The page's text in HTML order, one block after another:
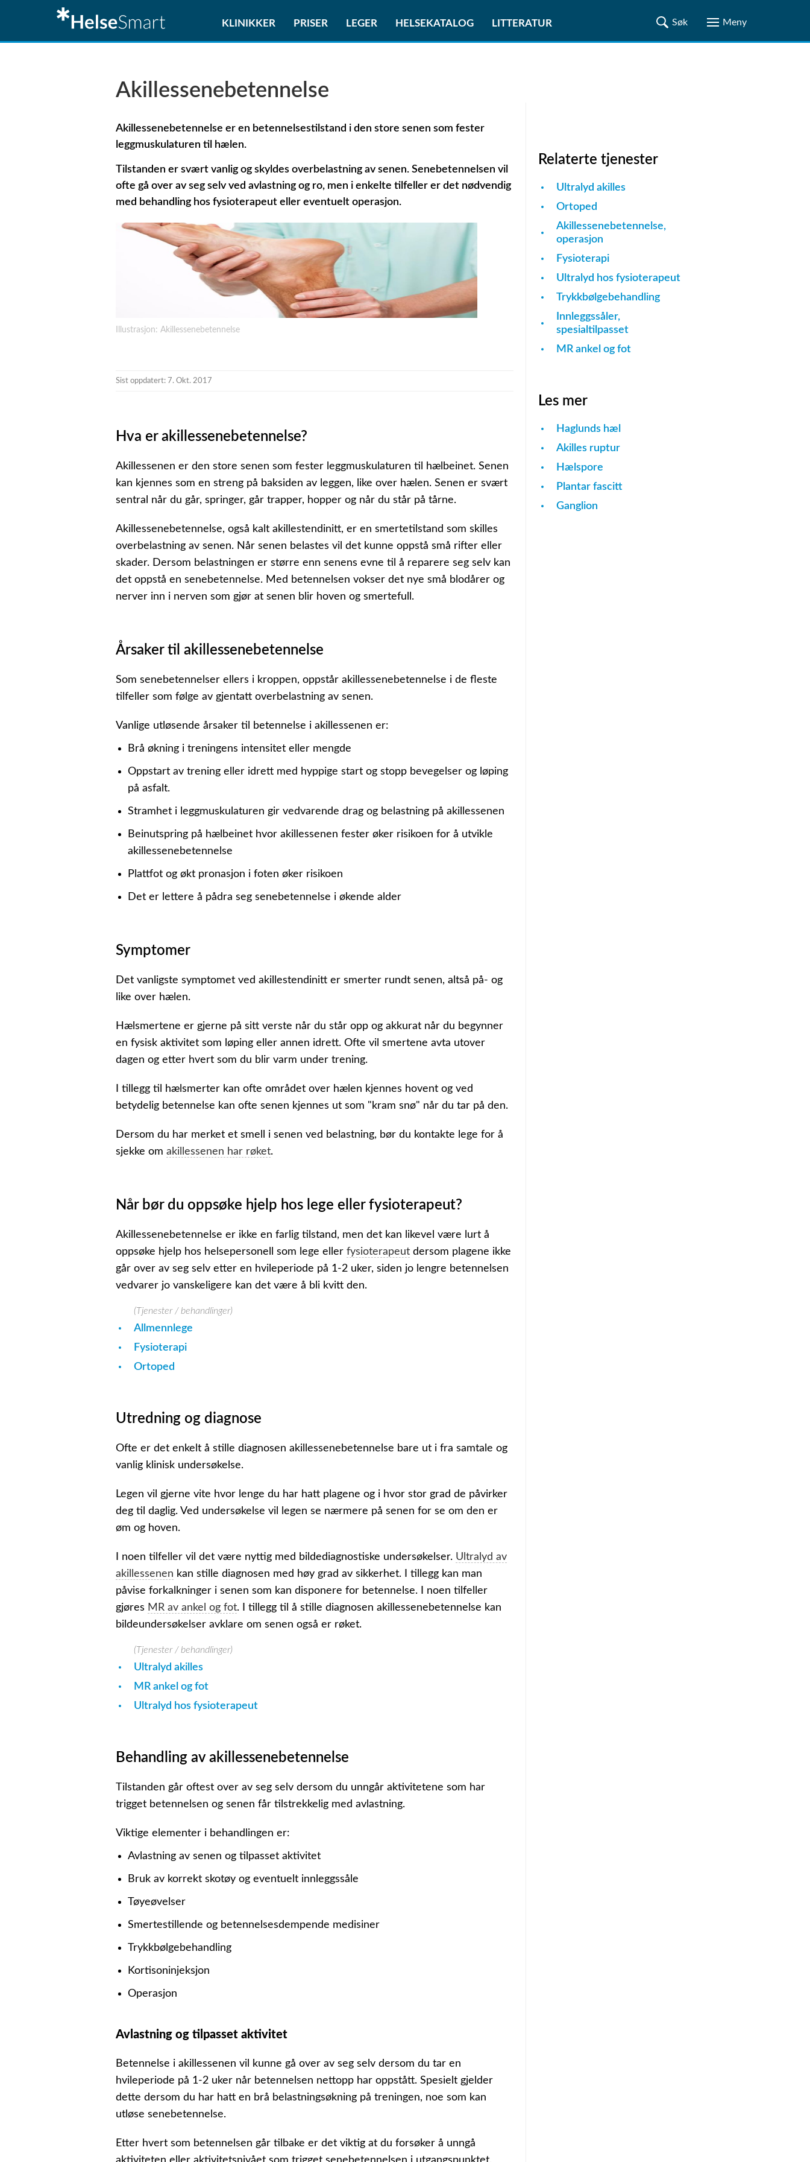
KLINIKKER PRISER LEGER HELSEKATALOG LITTERATUR
Akillessenebetennelse
Akillessenebetennelse er en betennelsestilstand i den store senen som fester
leggmuskulaturen til hælen.
Tilstanden er svært vanlig og skyldes overbelastning av senen. Senebetennelsen vil
ofte gå over av seg selv ved avlastning og ro, men i enkelte tilfeller er det nødvendig
med behandling hos fysioterapeut eller eventuelt operasjon.
Illustrasjon: Akillessenebetennelse
Sist oppdatert: 7. Okt. 2017
Hva er akillessenebetennelse?
Akillessenen er den store senen som fester leggmuskulaturen til hælbeinet. Senen
kan kjennes som en streng på baksiden av leggen, like over hælen. Senen er svært
sentral når du går, springer, går trapper, hopper og når du står på tårne.
Akillessenebetennelse, også kalt akillestendinitt, er en smertetilstand som skilles
overbelastning av senen. Når senen belastes vil det kunne oppstå små rifter eller
skader. Dersom belastningen er større enn senens evne til å reparere seg selv kan
det oppstå en senebetennelse. Med betennelsen vokser det nye små blodårer og
nerver inn i nerven som gjør at senen blir hoven og smertefull.
Årsaker til akillessenebetennelse
Som senebetennelser ellers i kroppen, oppstår akillessenebetennelse i de fleste
tilfeller som følge av gjentatt overbelastning av senen.
Vanlige utløsende årsaker til betennelse i akillessenen er:
Brå økning i treningens intensitet eller mengde
Oppstart av trening eller idrett med hyppige start og stopp bevegelser og løping
på asfalt.
Stramhet i leggmuskulaturen gir vedvarende drag og belastning på akillessenen
Beinutspring på hælbeinet hvor akillessenen fester øker risikoen for å utvikle
akillessenebetennelse
Plattfot og økt pronasjon i foten øker risikoen
Det er lettere å pådra seg senebetennelse i økende alder
Symptomer
Det vanligste symptomet ved akillestendinitt er smerter rundt senen, altså på- og
like over hælen.
Hælsmertene er gjerne på sitt verste når du står opp og akkurat når du begynner
en fysisk aktivitet som løping eller annen idrett. Ofte vil smertene avta utover
dagen og etter hvert som du blir varm under trening.
I tillegg til hælsmerter kan ofte området over hælen kjennes hovent og ved
betydelig betennelse kan ofte senen kjennes ut som "kram snø" når du tar på den.
Dersom du har merket et smell i senen ved belastning, bør du kontakte lege for å
sjekke om akillessenen har røket.
Når bør du oppsøke hjelp hos lege eller fysioterapeut?
Akillessenebetennelse er ikke en farlig tilstand, men det kan likevel være lurt å
oppsøke hjelp hos helsepersonell som lege eller fysioterapeut dersom plagene ikke
går over av seg selv etter en hvileperiode på 1-2 uker, siden jo lengre betennelsen
vedvarer jo vanskeligere kan det være å bli kvitt den.
(Tjenester / behandlinger)
Allmennlege
Fysioterapi
Ortoped
Utredning og diagnose
Ofte er det enkelt å stille diagnosen akillessenebetennelse bare ut i fra samtale og
vanlig klinisk undersøkelse.
Legen vil gjerne vite hvor lenge du har hatt plagene og i hvor stor grad de påvirker
deg til daglig. Ved undersøkelse vil legen se nærmere på senen for se om den er
øm og hoven.
I noen tilfeller vil det være nyttig med bildediagnostiske undersøkelser. Ultralyd av
akillessenen kan stille diagnosen med høy grad av sikkerhet. I tillegg kan man
påvise forkalkninger i senen som kan disponere for betennelse. I noen tilfeller
gjøres MR av ankel og fot. I tillegg til å stille diagnosen akillessenebetennelse kan
bildeundersøkelser avklare om senen også er røket.
(Tjenester / behandlinger)
Ultralyd akilles
MR ankel og fot
Ultralyd hos fysioterapeut
Behandling av akillessenebetennelse
Tilstanden går oftest over av seg selv dersom du unngår aktivitetene som har
trigget betennelsen og senen får tilstrekkelig med avlastning.
Viktige elementer i behandlingen er:
Avlastning av senen og tilpasset aktivitet
Bruk av korrekt skotøy og eventuelt innleggssåle
Tøyeøvelser
Smertestillende og betennelsesdempende medisiner
Trykkbølgebehandling
Kortisoninjeksjon
Operasjon
Avlastning og tilpasset aktivitet
Betennelse i akillessenen vil kunne gå over av seg selv dersom du tar en
hvileperiode på 1-2 uker når betennelsen nettopp har oppstått. Spesielt gjelder
dette dersom du har hatt en brå belastningsøkning på treningen, noe som kan
utløse senebetennelse.
Etter hvert som betennelsen går tilbake er det viktig at du forsøker å unngå
Relaterte tjenester
Ultralyd akilles
Ortoped
Akillessenebetennelse,
operasjon
Fysioterapi
Ultralyd hos fysioterapeut
Trykkbølgebehandling
Innleggssåler,
spesialtilpasset
MR ankel og fot
Les mer
Haglunds hæl
Akilles ruptur
Hælspore
Plantar fascitt
Ganglion